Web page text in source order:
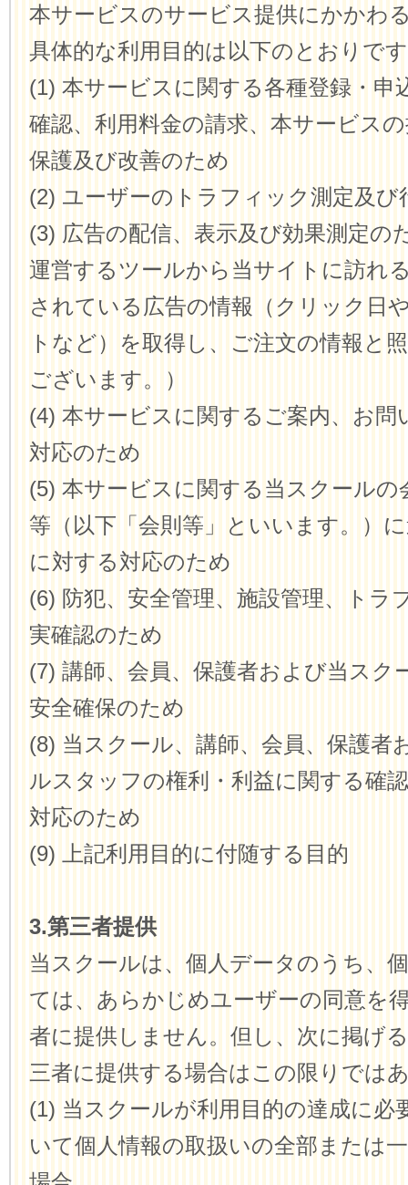
本サービスのサービス提供にかかわ
具体的な利用目的は以下のとおりで
(1) 本サービスに関する各種登録・申
確認、利用料金の請求、本サービス
保護及び改善のため
(2) ユーザーのトラフィック測定及び
(3) 広告の配信、表示及び効果測定の
運営するツールから当サイトに訪れ
されている広告の情報（クリック日
トなど）を取得し、ご注文の情報と
ございます。）
(4) 本サービスに関するご案内、お問
対応のため
(5) 本サービスに関する当スクールの
等（以下「会則等」といいます。）
に対する対応のため
(6) 防犯、安全管理、施設管理、トラ
実確認のため
(7) 講師、会員、保護者および当スク
安全確保のため
(8) 当スクール、講師、会員、保護者
ルスタッフの権利・利益に関する確
対応のため
(9) 上記利用目的に付随する目的
3.第三者提供
当スクールは、個人データのうち、
ては、あらかじめユーザーの同意を
者に提供しません。但し、次に掲げ
三者に提供する場合はこの限りでは
(1) 当スクールが利用目的の達成に必
いて個人情報の取扱いの全部または